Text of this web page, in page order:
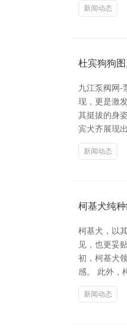
新闻动态
杜宾狗狗
九江泵阀网-
现，更是激
其挺拔的身
宾犬齐展现
新闻动态
柯基犬纯
柯基犬，以
见，也更妥
初，柯基犬
感。 此外，
新闻动态